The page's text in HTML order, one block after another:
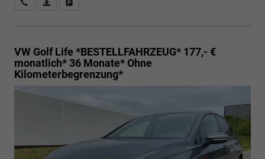
Rückrufbitte absenden
PDF-Datei, Fahrzeugexposé drucken
VW Golf Life *BESTELLFAHRZEUG* 177,- €
monatlich* 36 Monate* Ohne
Kilometerbegrenzung*